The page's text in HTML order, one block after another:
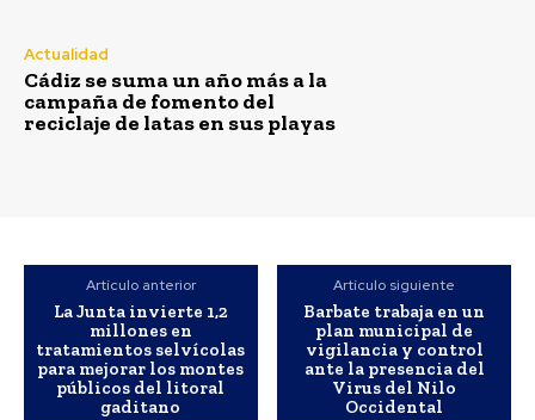
La bailaora Belén López presenta ‘Tiempos’ en el
Festival Patrimonio Flamenco
Accidente de trafico en la autovía de Cádiz a San
Fernando
Agosto 7, 2026
Actualidad
Cádiz se suma un año más a la
campaña de fomento del
reciclaje de latas en sus playas
Artículo anterior
La Junta invierte 1,2
millones en
tratamientos selvícolas
para mejorar los montes
públicos del litoral
gaditano
Artículo siguiente
Barbate trabaja en un
plan municipal de
vigilancia y control
ante la presencia del
Virus del Nilo
Occidental